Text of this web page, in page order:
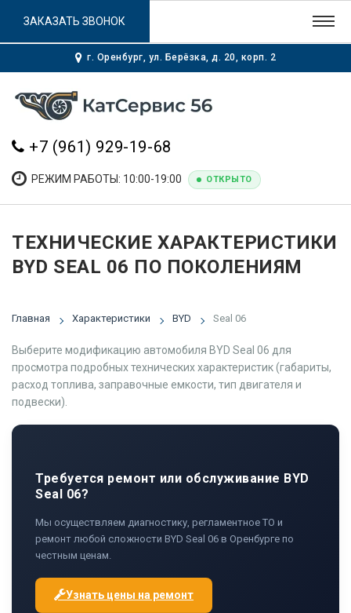
г. Оренбург, ул. Берёзка, д. 20, корп. 2
+7 (961) 929-19-68
РЕЖИМ РАБОТЫ: 10:00-19:00 ОТКРЫТО
ЗАКАЗАТЬ ЗВОНОК
ТЕХНИЧЕСКИЕ ХАРАКТЕРИСТИКИ
BYD SEAL 06 ПО ПОКОЛЕНИЯМ
Главная Характеристики BYD Seal 06
Выберите модификацию автомобиля BYD Seal 06 для
просмотра подробных технических характеристик (габариты,
расход топлива, заправочные емкости, тип двигателя и
подвески).
Требуется ремонт или обслуживание BYD
Seal 06?
Мы осуществляем диагностику, регламентное ТО и
ремонт любой сложности BYD Seal 06 в Оренбурге по
честным ценам.
Узнать цены на ремонт